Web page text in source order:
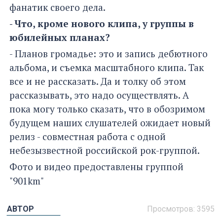
фанатик своего дела.
- Что, кроме нового клипа, у группы в
юбилейных планах?
- Планов громадье: это и запись дебютного
альбома, и съемка масштабного клипа. Так
все и не рассказать. Да и толку об этом
рассказывать, это надо осуществлять. А
пока могу только сказать, что в обозримом
будущем наших слушателей ожидает новый
релиз - совместная работа с одной
небезызвестной российской рок-группой.
Фото и видео предоставлены группой
"901km"
Просмотров: 3595
АВТОР